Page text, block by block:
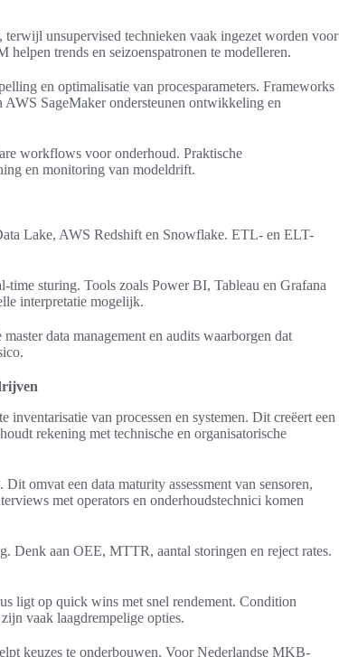
unsupervised technieken vaak ingezet worden voor
trends en seizoenspatronen te modelleren.
en optimalisatie van procesparameters. Frameworks
SageMaker ondersteunen ontwikkeling en
workflows voor onderhoud. Praktische
en monitoring van modeldrift.
Lake, AWS Redshift en Snowflake. ETL- en ELT-
time sturing. Tools zoals Power BI, Tableau en Grafana
interpretatie mogelijk.
data management en audits waarborgen dat
van processen en systemen. Dit creëert een
rekening met technische en organisatorische
omvat een data maturity assessment van sensoren,
met operators en onderhoudstechnici komen
Denk aan OEE, MTTR, aantal storingen en reject rates.
ligt op quick wins met snel rendement. Condition
vaak laagdrempelige opties.
keuzes te onderbouwen. Voor Nederlandse MKB-